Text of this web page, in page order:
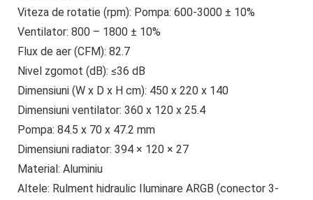
Viteza de rotatie (rpm): Pompa: 600-3000 ± 10%
Ventilator: 800 – 1800 ± 10%
Flux de aer (CFM): 82.7
Nivel zgomot (dB): ≤36 dB
Dimensiuni (W x D x H cm): 450 x 220 x 140
Dimensiuni ventilator: 360 x 120 x 25.4
Pompa: 84.5 x 70 x 47.2 mm
Dimensiuni radiator: 394 × 120 × 27
Material: Aluminiu
Altele: Rulment hidraulic Iluminare ARGB (conector 3-